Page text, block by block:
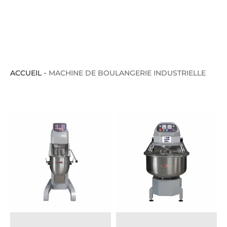
ACCUEIL- MACHINE DE BOULANGERIE INDUSTRIELLE